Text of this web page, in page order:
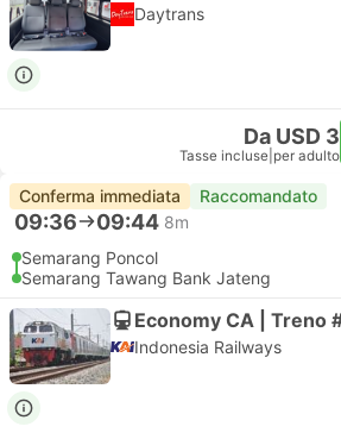
Daytrans
Da USD 3
Tasse incluse per adulto
Conferma immediata Raccomandato
09:36 09:44 8m
Semarang Poncol
Semarang Tawang Bank Jateng
Indonesia Railways